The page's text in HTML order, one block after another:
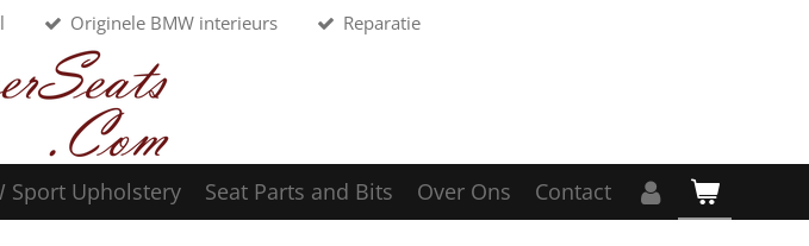
Originele BMW interieurs Reparatie
Sport Upholstery Seat Parts and Bits Over Ons Contact